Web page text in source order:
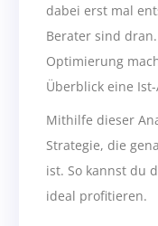
dabei erst mal
Berater sind
Optimierung
Überblick eine
Mithilfe dieser
Strategie, die
ist. So kannst du
ideal profitieren.